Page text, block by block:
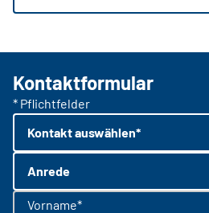
Kontaktformular
* Pflichtfelder
Kontakt auswählen*
Anrede
Vorname*